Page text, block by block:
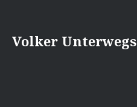
InhaltVolker Unterwegs